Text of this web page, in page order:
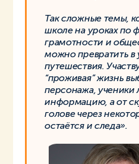
Так сложные темы,
школе на уроках по
грамотности и
можно превратить в
путешествия.
“проживая” жизнь
персонажа, ученики
информацию, а от
голове через
остаётся и следа».